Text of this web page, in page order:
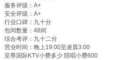
服务评级：A+
安全评级：A+
行业口碑：九十分
包间数量：48间
综合考评：九十二分
营业时间：晚上19:00至凌晨3:00
至尊国际KTV小费多少 陪唱小费600